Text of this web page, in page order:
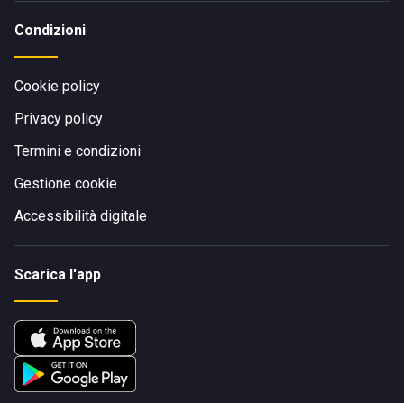
Condizioni
Cookie policy
Privacy policy
Termini e condizioni
Gestione cookie
Accessibilità digitale
Scarica l'app